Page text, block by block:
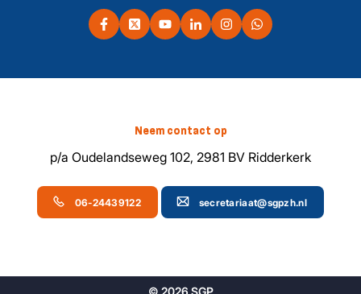
Neem contact op
p/a Oudelandseweg 102, 2981 BV Ridderkerk
06-24439122 secretariaat@sgpzh.nl
© 2026 SGP